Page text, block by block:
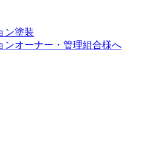
ン塗装
ンオーナー・管理組合様へ